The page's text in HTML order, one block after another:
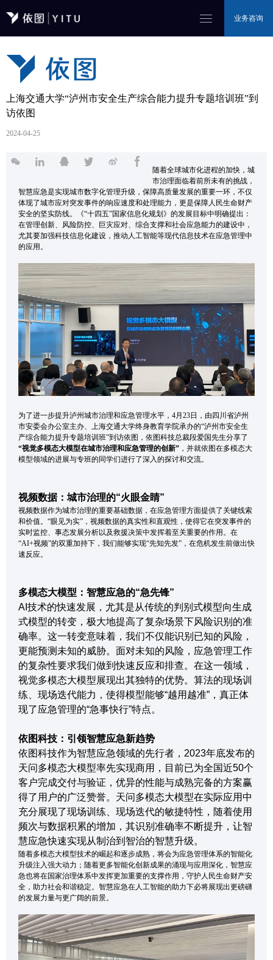
业务咨询
上海交通大学“泸州市安全生产综合能力提升专题培训班”到
访依图
2024-04-25
随着全球城市化进程的加快，城
市治理面临着前所未有的挑战，
智慧应急是实现城市数字化管理升级，保障高质量发展的重要一环，不仅
体现了城市应对突发事件的响应速度和处理能力，更是保障人民生命财产
安全的坚实防线。《“十四五”国家信息化规划》的发展目标中明确提出：
在管理创新、风险防控、巨灾应对、综合支撑和社会应急能力的建设中，
尤其要加强科技信息化建设，推动人工智能等现代信息技术在应急管理中
的应用。
为了进一步提升泸州城市治理和应急管理水平，4月23日，由四川省泸州
市安委会办公室主办、上海交通大学终身教育学院承办的“泸州市安全生
产综合能力提升专题培训班”到访依图，依图科技总裁段爱国先生分享了
“视觉多模态大模型在城市治理和应急管理的创新” ，并就依图在多模态大
模型领域的进展与专班的同学们进行了深入的探讨和交流。
视频数据：城市治理的“火眼金睛”
视频数据作为城市治理的重要基础数据，在应急管理方面提供了关键线索
和价值。“眼见为实”，视频数据的真实性和直观性，使得它在突发事件的
实时监控、事态发展分析以及救援决策中发挥着至关重要的作用。在
“AI+视频”的双重加持下，我们能够实现“先知先发”，在危机发生前做出快
速反应。
多模态大模型：智慧应急的“急先锋”
AI技术的快速发展，尤其是从传统的判别式模型向生成
式模型的转变，极大地提高了复杂场景下风险识别的准
确率。这一转变意味着，我们不仅能识别已知的风险，
更能预测未知的威胁。面对未知的风险，应急管理工作
的复杂性要求我们做到快速反应和排查。在这一领域，
视觉多模态大模型展现出其独特的优势。算法的现场训
练、现场迭代能力，使得模型能够“越用越准”，真正体
现了应急管理的“急事快行”特点。
依图科技：引领智慧应急新趋势
依图科技作为智慧应急领域的先行者，2023年底发布的
天问多模态大模型率先实现商用，目前已为全国近50个
客户完成交付与验证，优异的性能与成熟完备的方案赢
得了用户的广泛赞誉。天问多模态大模型在实际应用中
充分展现了现场训练、现场迭代的敏捷特性，随着使用
频次与数据积累的增加，其识别准确率不断提升，让智
慧应急快速实现从制治到智治的智慧升级。
随着多模态大模型技术的崛起和逐步成熟，将会为应急管理体系的智能化
升级注入强大动力；随着更多智能化创新成果的涌现与应用深化，智慧应
急也将在国家治理体系中发挥更加重要的支撑作用，守护人民生命财产安
全，助力社会和谐稳定。智慧应急在人工智能的助力下必将展现出更磅礴
的发展力量与更广阔的前景。